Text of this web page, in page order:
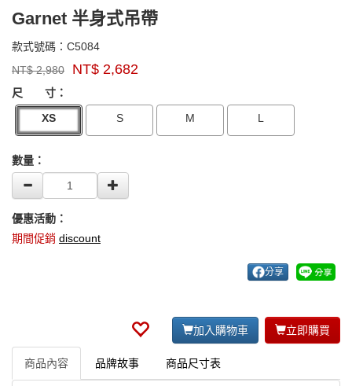
Garnet 半身式吊帶
款式號碼： C5084C5084
牌：
singing
rock
NT$2,980 NT$ 2,682
GOODS000000000000004343666
尺 寸：
XS
S M L
數量：
優惠活動：
期間促銷 discount
分享
加入購物車 立即購買
商品內容 品牌故事 商品尺寸表